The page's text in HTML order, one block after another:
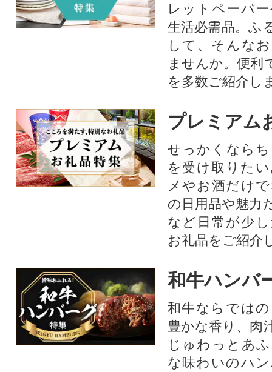
レットペーパ
生活必需品。ふ
して、そんな
ませんか。便利
を多数ご紹介し
プレミアム
せっかくなら
を受け取りた
メやお酒だけ
の日用品や魅力
など日常が少
お礼品をご紹介
和牛ハンバ
和牛ならでは
豊かな香り、肉
じゅわっとあ
な味わいのハ